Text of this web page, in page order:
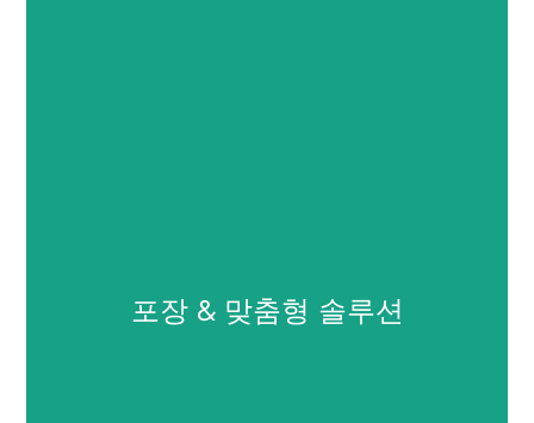
각 제품 배치는 일관성을 위해 엄격한 테스트를 거칩니다., 안
정, 그리고 안전. 우리의 품질 관리 팀은 모든 단계를 모니터링
포장 & 맞춤형 솔루션